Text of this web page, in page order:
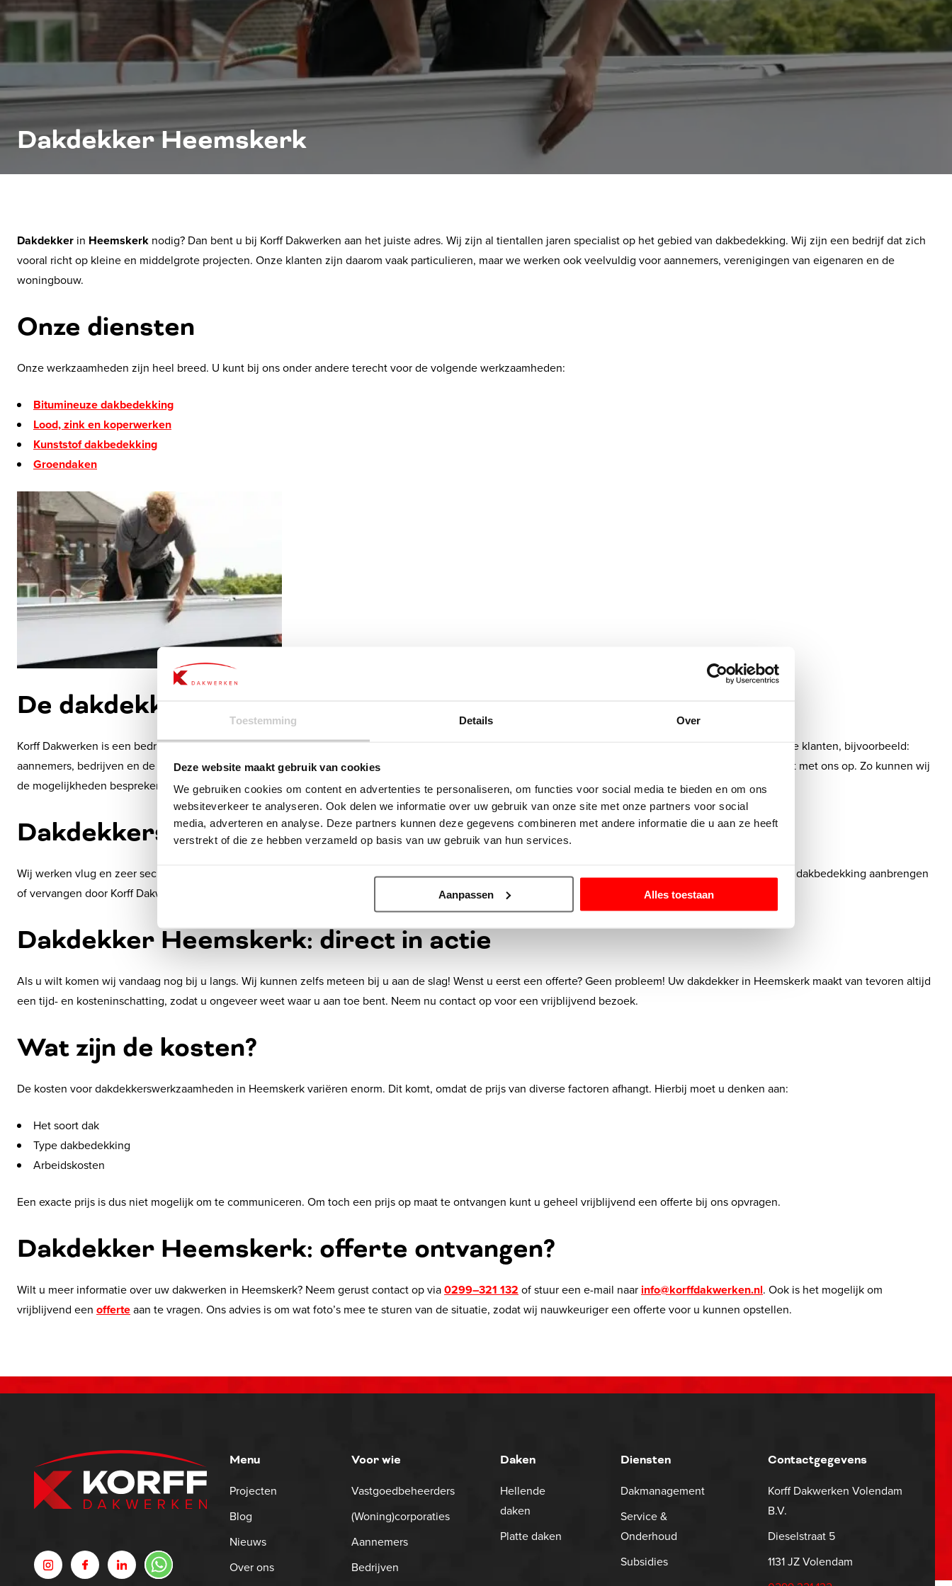
Toestemming Details Over
Deze website maakt gebruik van cookies
We gebruiken cookies om content en advertenties te personaliseren, om functies voor social media te bieden en om ons
websiteverkeer te analyseren. Ook delen we informatie over uw gebruik van onze site met onze partners voor social
media, adverteren en analyse. Deze partners kunnen deze gegevens combineren met andere informatie die u aan ze heeft
verstrekt of die ze hebben verzameld op basis van uw gebruik van hun services.
Aanpassen Alles toestaan
Dakdekker Heemskerk
Dakdekker in Heemskerk nodig? Dan bent u bij Korff Dakwerken aan het juiste adres. Wij zijn al tientallen jaren specialist op het gebied van dakbedekking. Wij zijn een bedrijf dat zich
vooral richt op kleine en middelgrote projecten. Onze klanten zijn daarom vaak particulieren, maar we werken ook veelvuldig voor aannemers, verenigingen van eigenaren en de
woningbouw.
Onze diensten
Onze werkzaamheden zijn heel breed. U kunt bij ons onder andere terecht voor de volgende werkzaamheden:
Bitumineuze dakbedekking
Lood, zink en koperwerken
Kunststof dakbedekking
Groendaken
De dakdekker voor bedrijven in Heemskerk
Korff Dakwerken is een bedrijf dat zich vooral richt op kleine en middelgrote projecten in Heemskerk en omstreken. Wij werken echter ook vaak voor zakelijke klanten, bijvoorbeeld:
aannemers, bedrijven en de woningbouw. Bent u een zakelijke klant en heeft u een project dat u door ons wilt laten uitvoeren? Neem dan vrijblijvend contact met ons op. Zo kunnen wij
de mogelijkheden bespreken en eenofferteop maat maken.
Dakdekkersbedrijf Heemskerk: Waarom Korff Dakwerken?
Wij werken vlug en zeer secuur. Bij ons gaat snelheid niet ten koste van de kwaliteit. Een klus is pas af als u volledig tevreden bent met het resultaat. Laat uw dakbedekking aanbrengen
of vervangen door Korff Dakwerken en geniet jaren van een goed dak boven uw hoofd.
Dakdekker Heemskerk: direct in actie
Als u wilt komen wij vandaag nog bij u langs. Wij kunnen zelfs meteen bij u aan de slag! Wenst u eerst een offerte? Geen probleem! Uw dakdekker in Heemskerk maakt van tevoren altijd
een tijd- en kosteninschatting, zodat u ongeveer weet waar u aan toe bent. Neem nu contact op voor een vrijblijvend bezoek.
Wat zijn de kosten?
De kosten voor dakdekkerswerkzaamheden in Heemskerk variëren enorm. Dit komt, omdat de prijs van diverse factoren afhangt. Hierbij moet u denken aan:
Het soort dak
Type dakbedekking
Arbeidskosten
Een exacte prijs is dus niet mogelijk om te communiceren. Om toch een prijs op maat te ontvangen kunt u geheel vrijblijvend een offerte bij ons opvragen.
Dakdekker Heemskerk: offerte ontvangen?
Wilt u meer informatie over uw dakwerken in Heemskerk? Neem gerust contact op via0299–321 132 of stuur een e-mail naar info@korffdakwerken.nl. Ook is het mogelijk om
vrijblijvend een offerteaan te vragen. Ons advies is om wat foto’s mee te sturen van de situatie, zodat wij nauwkeuriger een offerte voor u kunnen opstellen.
Menu
Projecten
Blog
Nieuws
Over ons
Voor wie
Vastgoedbeheerders
(Woning)corporaties
Aannemers
Bedrijven
Daken
Hellende
daken
Platte daken
Diensten
Dakmanagement
Service &
Onderhoud
Subsidies
Contactgegevens
Korff Dakwerken Volendam
B.V.
Dieselstraat 5
1131 JZ Volendam